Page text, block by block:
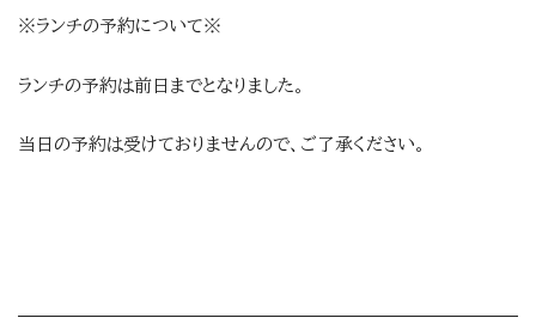
※ランチの予約について※
ランチの予約は前日までとなりました。
当日の予約は受けておりませんので、ご了承ください。